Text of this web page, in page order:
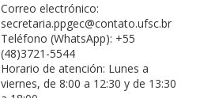
Correo electrónico:
secretaria.ppgec@contato.ufsc.br
Teléfono (WhatsApp): +55
(48)3721-5544
Horario de atención: Lunes a
viernes, de 8:00 a 12:30 y de 13:30